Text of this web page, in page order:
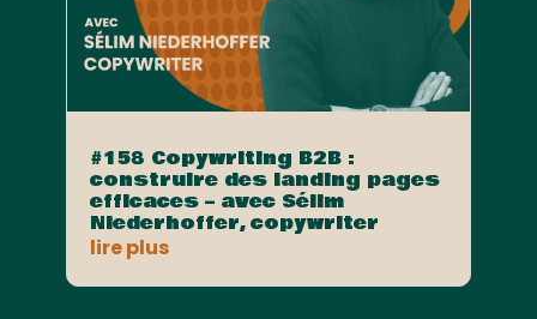
#158 Copywriting B2B :
construire des landing pages
efficaces – avec Sélim
Niederhoffer, copywriter
lire plus